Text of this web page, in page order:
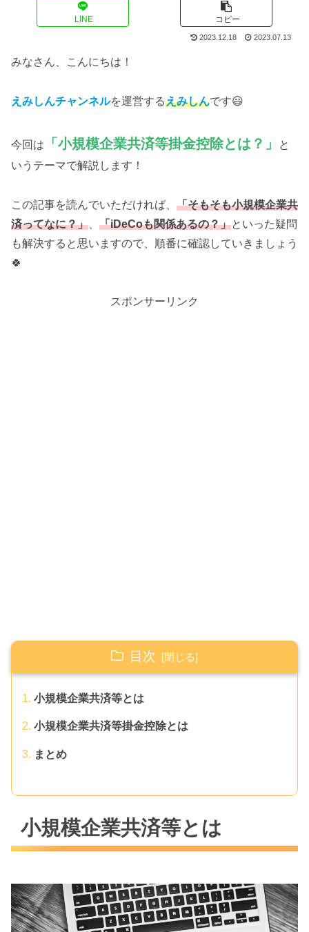
LINE コピー
2023.12.18 2023.07.13
みなさん、こんにちは！
えみしんチャンネルを運営するえみしんです😃
今回は 「 小規模企業共済等掛金控除とは？ 」
と
いうテーマで解説します！
この記事を読んでいただければ、 「そもそも小規模企業共
済ってなに？」
「iDeCoも関係あるの？」といった疑問
も解決すると思いますので、順番に確認していきましょう
🍀
スポンサーリンク
目次
小規模企業共済等とは
小規模企業共済等掛金控除とは
まとめ
小規模企業共済等とは